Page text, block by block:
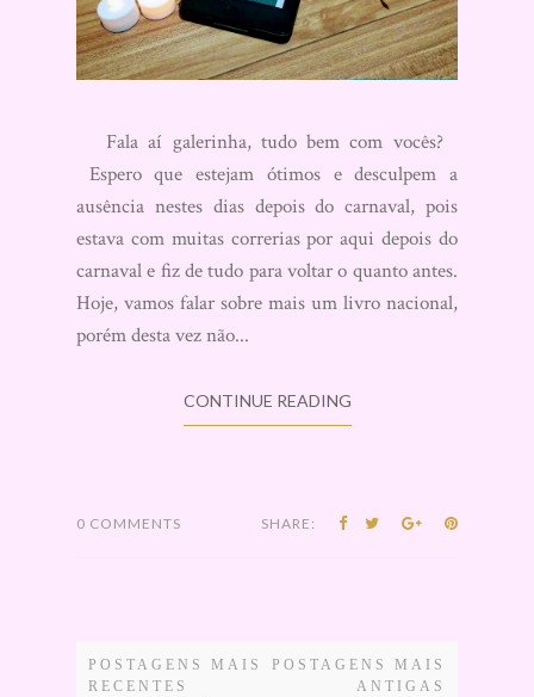
Fala aí galerinha, tudo bem com vocês?
Espero que estejam ótimos e desculpem a
ausência nestes dias depois do carnaval, pois
estava com muitas correrias por aqui depois do
carnaval e fiz de tudo para voltar o quanto antes.
Hoje, vamos falar sobre mais um livro nacional,
porém desta vez não...
CONTINUE READING
0 COMMENTS SHARE:
POSTAGENS MAIS
RECENTES
POSTAGENS MAIS
ANTIGAS